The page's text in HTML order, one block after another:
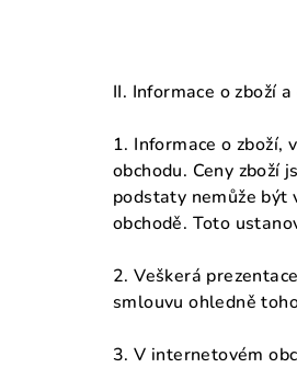
II. Informace o zboží a
1. Informace o
obchodu. Ceny zboží
podstaty nemůže být
obchodě. Toto
2. Veškerá
smlouvu ohledně
3. V internetovém